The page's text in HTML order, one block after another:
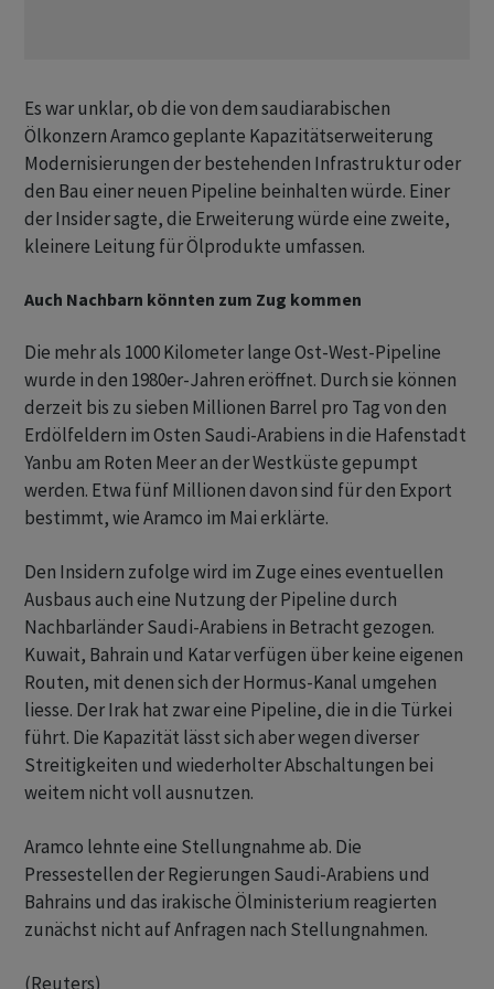
Es war unklar, ob die von dem saudiarabischen
Ölkonzern Aramco geplante ​Kapazitätserweiterung
Modernisierungen der bestehenden Infrastruktur oder
den Bau einer neuen Pipeline beinhalten würde. ​Einer
der Insider sagte, die Erweiterung würde eine zweite, ​
kleinere Leitung für Ölprodukte umfassen.
Auch Nachbarn könnten zum Zug kommen
Die mehr als 1000 Kilometer lange Ost-West-Pipeline
wurde ‌in den 1980er-Jahren eröffnet. Durch sie können
derzeit bis zu sieben Millionen Barrel pro Tag von den
Erdölfeldern im Osten Saudi-Arabiens in die Hafenstadt
Yanbu am Roten Meer an der Westküste gepumpt
werden. ​Etwa fünf ​Millionen davon sind für den Export
bestimmt, wie ⁠Aramco im Mai erklärte.
Den Insidern zufolge wird im ​Zuge eines eventuellen
Ausbaus auch ⁠eine Nutzung der Pipeline durch
Nachbarländer Saudi-Arabiens in Betracht gezogen.
Kuwait, Bahrain und Katar verfügen über ‌keine eigenen
Routen, mit denen sich der Hormus-Kanal umgehen
liesse. Der Irak hat zwar eine Pipeline, die in die Türkei
führt. Die Kapazität lässt sich aber ‌wegen diverser
Streitigkeiten und wiederholter Abschaltungen bei
weitem nicht voll ausnutzen.
Aramco lehnte eine ​Stellungnahme ab. Die
Pressestellen der Regierungen Saudi-Arabiens und
Bahrains und das irakische Ölministerium reagierten
zunächst nicht auf Anfragen nach Stellungnahmen.
(Reuters)